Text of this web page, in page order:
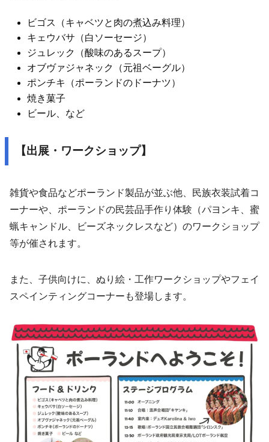
ビゴス（キャベツと肉の煮込み料理）
キェウバサ（白ソーセージ）
ジュレック（酸味のあるスープ）
オブヴァジャネック（元祖ベーグル）
ポンチキ（ポーランドのドーナツ）
焼き菓子
ビール、など
【出展・ワークショップ】
雑貨や食品などポーランド製品が並ぶ他、民族衣装試着コ
ーナーや、ポーランドの民芸品手作り体験（パヨンキ、蜜
蝋キャンドル、ビーズネックレスなど）のワークショップ
等が催されます。
また、子供向けに、ぬり絵・工作ワークショップやフェイ
スペインティングコーナーも登場します。